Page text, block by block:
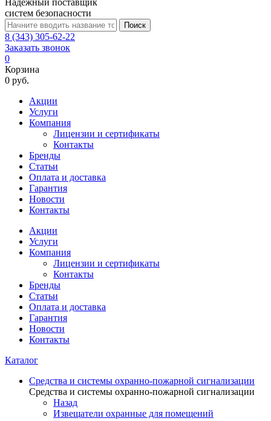
Надежный поставщик
систем безопасности
Поиск
8 (343) 305-62-22
Заказать звонок
0
Корзина
0 руб.
Акции
Услуги
Компания
Лицензии и сертификаты
Контакты
Бренды
Статьи
Оплата и доставка
Гарантия
Новости
Контакты
Акции
Услуги
Компания
Лицензии и сертификаты
Контакты
Бренды
Статьи
Оплата и доставка
Гарантия
Новости
Контакты
Каталог
Средства и системы охранно-пожарной сигнализации
Средства и системы охранно-пожарной сигнализации
Назад
Извещатели охранные для помещений